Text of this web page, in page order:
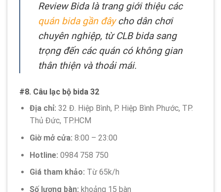
Review Bida là trang giới thiệu các
quán bida gần đâycho dân chơi
chuyên nghiệp, từ CLB bida sang
trọng đến các quán có không gian
thân thiện và thoải mái.
#8. Câu lạc bộ bida 32
Địa chỉ: 32 Đ. Hiệp Bình, P. Hiệp Bình Phước, TP.
Thủ Đức, TP.HCM
Giờ mở cửa: 8:00 – 23:00
Hotline: 0984 758 750
Giá tham khảo: Từ 65k/h
Số lượng bàn: khoảng 15 bàn